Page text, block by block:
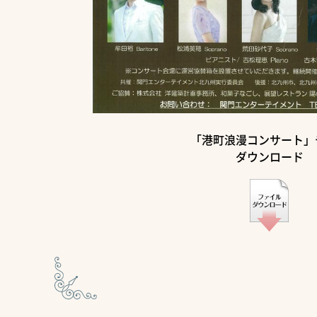
「港町浪漫コンサート
ダウンロード